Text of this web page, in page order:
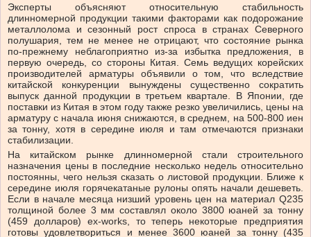
Эксперты объясняют относительную стабильность
длинномерной продукции такими факторами как подорожание
металлолома и сезонный рост спроса в странах Северного
полушария, тем не менее не отрицают, что состояние рынка
по-прежнему неблагоприятно из-за избытка предложения, в
первую очередь, со стороны Китая. Семь ведущих корейских
производителей арматуры объявили о том, что вследствие
китайской конкуренции вынуждены существенно сократить
выпуск данной продукции в третьем квартале. В Японии, где
поставки из Китая в этом году также резко увеличились, цены на
арматуру с начала июня снижаются, в среднем, на 500-800 иен
за тонну, хотя в середине июля и там отмечаются признаки
стабилизации.
На китайском рынке длинномерной стали строительного
назначения цены в последние несколько недель относительно
постоянны, чего нельзя сказать о листовой продукции. Ближе к
середине июля горячекатаные рулоны опять начали дешеветь.
Если в начале месяца низший уровень цен на материал Q235
толщиной более 3 мм составлял около 3800 юаней за тонну
(459 долларов) ex-works, то теперь некоторые предприятия
готовы удовлетвориться и менее 3600 юаней за тонну (435